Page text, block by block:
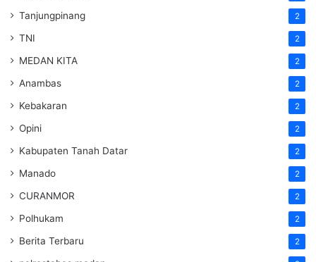
Tanjungpinang 2
TNI 2
MEDAN KITA 2
Anambas 2
Kebakaran 2
Opini 2
Kabupaten Tanah Datar 2
Manado 2
CURANMOR 2
Polhukam 2
Berita Terbaru 2